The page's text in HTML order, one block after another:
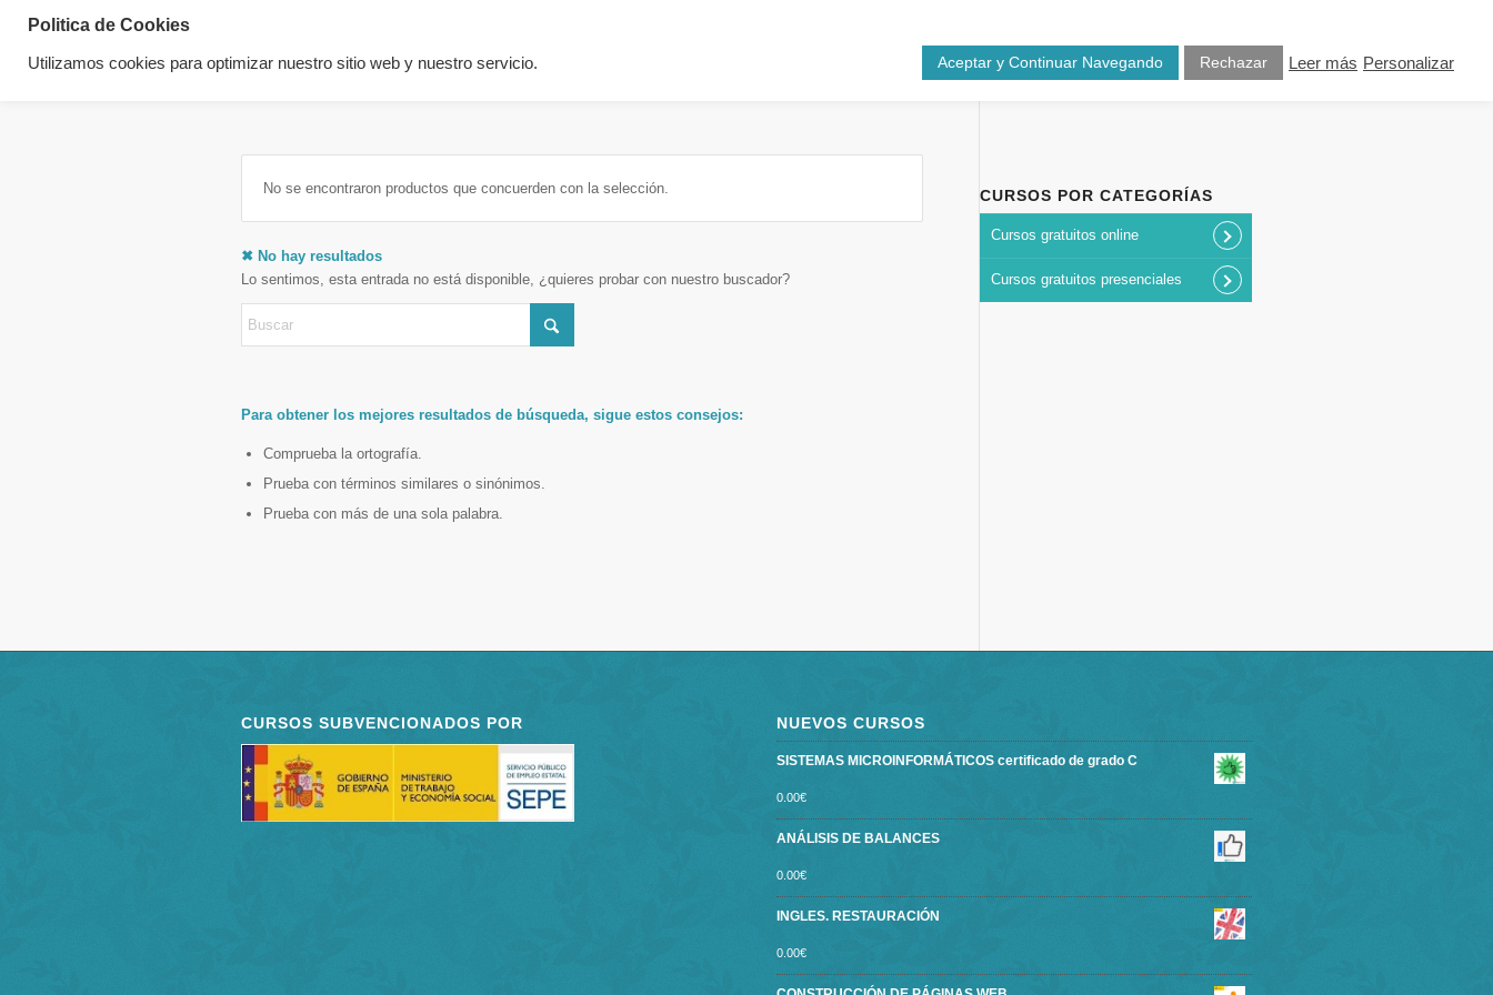
Cursos Nosotros Blog Contacto
No se encontraron productos que concuerden con la selección.
✖ No hay resultados
Lo sentimos, esta entrada no está disponible, ¿quieres probar con nuestro buscador?
Para obtener los mejores resultados de búsqueda, sigue estos consejos:
Comprueba la ortografía.
Prueba con términos similares o sinónimos.
Prueba con más de una sola palabra.
CURSOS POR CATEGORÍAS
Cursos gratuitos online
Cursos gratuitos presenciales
CURSOS SUBVENCIONADOS POR NUEVOS CURSOS
SISTEMAS MICROINFORMÁTICOS certificado de grado C
0.00€
ANÁLISIS DE BALANCES
0.00€
INGLES. RESTAURACIÓN
0.00€
Politica de Cookies
Utilizamos cookies para optimizar nuestro sitio web y nuestro servicio. Aceptar y Continuar Navegando Rechazar Leer más Personalizar